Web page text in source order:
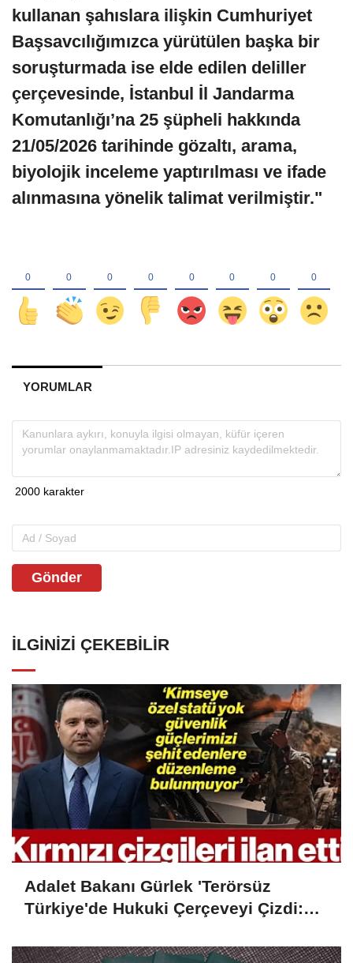
kullanan şahıslara ilişkin Cumhuriyet
Başsavcılığımızca yürütülen başka bir
soruşturmada ise elde edilen deliller
çerçevesinde, İstanbul İl Jandarma
Komutanlığı’na 25 şüpheli hakkında
21/05/2026 tarihinde gözaltı, arama,
biyolojik inceleme yaptırılması ve ifade
alınmasına yönelik talimat verilmiştir."
YORUMLAR
Gönder
İLGINIZI ÇEKEBILIR
Adalet Bakanı Gürlek 'Terörsüz
Türkiye'de Hukuki Çerçeveyi Çizdi: